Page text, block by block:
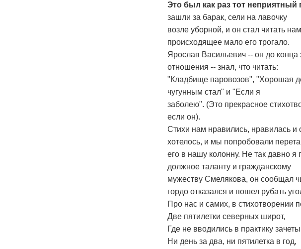
Это был как раз тот неприятный
зашли за барак, сели на лавочку
возле уборной, и он стал читать
происходящее мало его трогало.
Ярослав Васильевич -- он до
отношения -- знал, что читать:
"Кладбище паровозов", "Хорошая
чугунным стал" и "Если я
заболею". (Это прекрасное
если он).
Стихи нам нравились, нравилась и
хотелось, и мы попробовали
его в нашу колонну. Не так давно я
должное таланту и гражданскому
мужеству Смелякова, он сообщал
гордо отказался и пошел рубать
Про нас и самих, в стихотворении
Две пятилетки северных широт,
Где не вводились в практику
Ни день за два, ни пятилетка в год,